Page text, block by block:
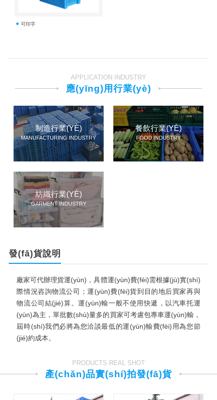
可印字
APPLICATION INDUSTRY
應(yīng)用行業(yè)
制造行業(YÈ)
MANUFACTURING INDUSTRY
餐飲行業(YÈ)
FOOD INDUSTRY
紡織行業(YÈ)
GARMENT INDUSTRY
發(fā)貨說明
廠家可代辦理貨運(yùn)，具體運(yùn)費(fèi)需根據(jù)實(shí)
際情況咨詢物流公司；運(yùn)費(fèi)貨到目的地后買家再與
物流公司結(jié)算。運(yùn)輸一般不使用快遞，以汽車托運
(yùn)為主，單批數(shù)量多的買家可考慮包專車運(yùn)輸，
屆時(shí)我們必將為您洽談最低的運(yùn)輸費(fèi)用為您節
(jié)約成本。
PRODUCTS REAL SHOT
產(chǎn)品實(shí)拍發(fā)貨